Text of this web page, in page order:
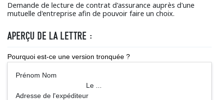
Demande de lecture de contrat d'assurance auprès d'une
mutuelle d'entreprise afin de pouvoir faire un choix.
APERÇU DE LA LETTRE :
Pourquoi est-ce une version tronquée ?
Prénom Nom
Le ...
Adresse de l'expéditeur